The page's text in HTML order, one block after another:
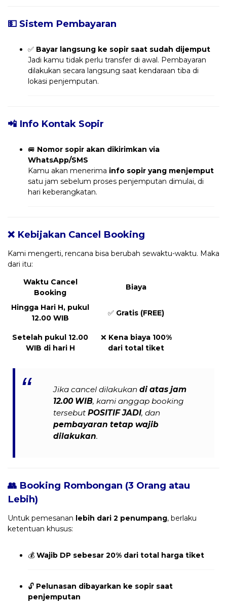
💵 Sistem Pembayaran
✅ Bayar langsung ke sopir saat sudah dijemput
Jadi kamu tidak perlu transfer di awal. Pembayaran
dilakukan secara langsung saat kendaraan tiba di
lokasi penjemputan.
📲 Info Kontak Sopir
🚐 Nomor sopir akan dikirimkan via
WhatsApp/SMS
Kamu akan menerima info sopir yang menjemput
satu jam sebelum proses penjemputan dimulai, di
hari keberangkatan.
❌ Kebijakan Cancel Booking
Kami mengerti, rencana bisa berubah sewaktu-waktu. Maka
dari itu:
Waktu Cancel
Booking
Biaya
Hingga Hari H, pukul
12.00 WIB
✅ Gratis (FREE)
Setelah pukul 12.00
WIB di hari H
❌ Kena biaya 100%
dari total tiket
Jika cancel dilakukandi atas jam
12.00 WIB, kami anggap booking
tersebutPOSITIF JADI, dan
pembayaran tetap wajib
dilakukan.
👥 Booking Rombongan (3 Orang atau
Lebih)
Untuk pemesanan lebih dari 2 penumpang, berlaku
ketentuan khusus:
💰 Wajib DP sebesar 20% dari total harga tiket
🔓 Pelunasan dibayarkan ke sopir saat
penjemputan